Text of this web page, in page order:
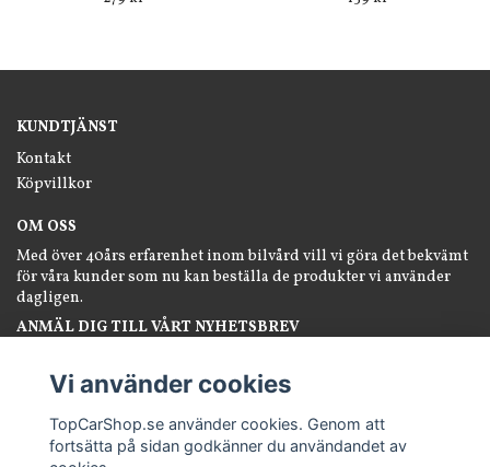
KUNDTJÄNST
Kontakt
Köpvillkor
OM OSS
Med över 40års erfarenhet inom bilvård vill vi göra det bekvämt
för våra kunder som nu kan beställa de produkter vi använder
dagligen.
ANMÄL DIG TILL VÅRT NYHETSBREV
Vi använder cookies
TopCarShop.se använder cookies. Genom att
fortsätta på sidan godkänner du användandet av